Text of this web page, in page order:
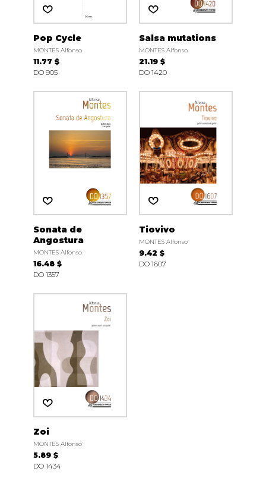
Pop Cycle
MONTES Alfonso
11.77 $
DO 905
Salsa mutations
MONTES Alfonso
21.19 $
DO 1420
Sonata de
Angostura
MONTES Alfonso
16.48 $
DO 1357
Tiovivo
MONTES Alfonso
9.42 $
DO 1607
Zoi
MONTES Alfonso
5.89 $
DO 1434